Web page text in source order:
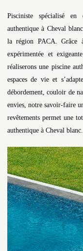
Pisciniste spécialisé
authentique à Cheval
la région PACA. Grâce
expérimentée et
réaliserons une piscine
espaces de vie et
débordement, couloir de
envies, notre savoir-faire
revêtements permet une
authentique à Cheval blanc.